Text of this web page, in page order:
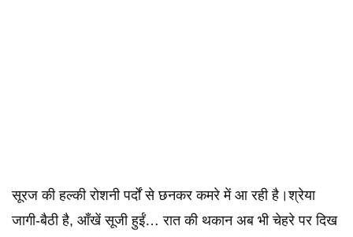
सूरज की हल्की रोशनी पर्दों से छनकर कमरे में आ रही है।श्रेया
जागी-बैठी है, आँखें सूजी हुईं… रात की थकान अब भी चेहरे पर दिख